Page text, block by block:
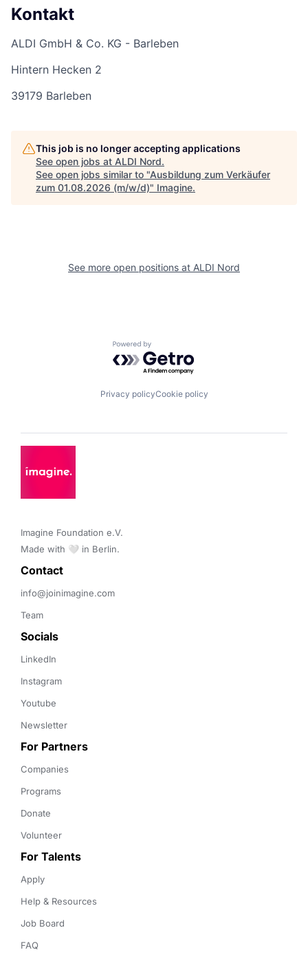
Kontakt
ALDI GmbH & Co. KG - Barleben
Hintern Hecken 2
39179 Barleben
This job is no longer accepting applications
See open jobs at ALDI Nord.
See open jobs similar to "Ausbildung zum Verkäufer
zum 01.08.2026 (m/w/d)" Imagine.
See more open positions at ALDI Nord
Powered by Getro.com
Privacy policyCookie policy
Imagine Foundation e.V.
Made with 🤍 in Berlin.
Contact
info@joinimagine.com
Team
Socials
LinkedIn
Instagram
Youtube
Newsletter
For Partners
Companies
Programs
Donate
Volunteer
For Talents
Apply
Help & Resources
Job Board
FAQ